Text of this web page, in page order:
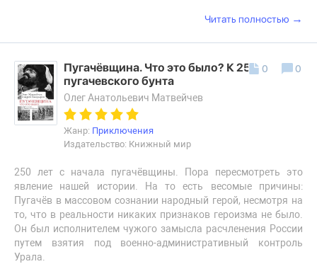
Читать полностью →
Пугачёвщина. Что это было? К 250‑летию
пугачевского бунта
Олег Анатольевич Матвейчев
Жанр: Приключения
Издательство: Книжный мир
250 лет с начала пугачёвщины. Пора пересмотреть это
явление нашей истории. На то есть весомые причины:
Пугачёв в массовом сознании народный герой, несмотря на
то, что в реальности никаких признаков героизма не было.
Он был исполнителем чужого замысла расчленения России
путем взятия под военно-административный контроль
Урала.
0 0